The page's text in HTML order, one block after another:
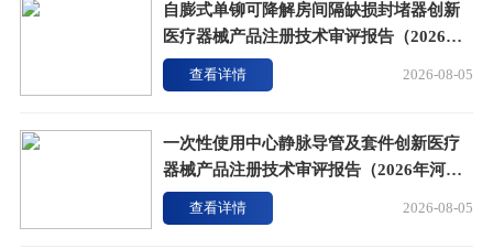
自膨式单铆可降解房间隔缺损封堵器创新
医疗器械产品注册技术审评报告（2026年
上海锦葵医疗版）
2026-08-05
查看详情
一次性使用中心静脉导管及套件创新医疗
器械产品注册技术审评报告（2026年河南
驼人医疗版）
2026-08-05
查看详情